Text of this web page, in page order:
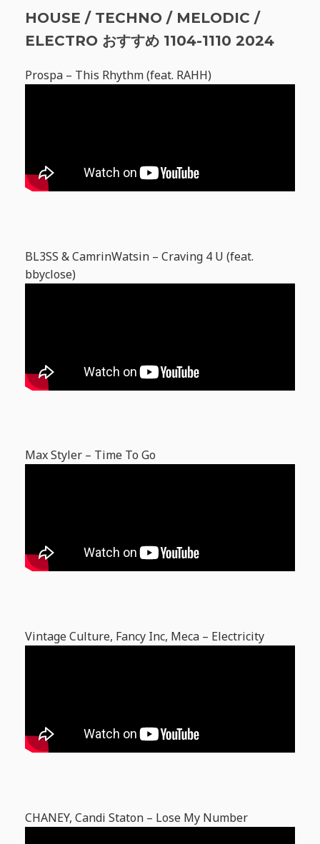
HOUSE / TECHNO / MELODIC /
ELECTRO おすすめ 1104-1110 2024
Prospa – This Rhythm (feat. RAHH)
BL3SS & CamrinWatsin – Craving 4 U (feat.
bbyclose)
Max Styler – Time To Go
Vintage Culture, Fancy Inc, Meca – Electricity
CHANEY, Candi Staton – Lose My Number